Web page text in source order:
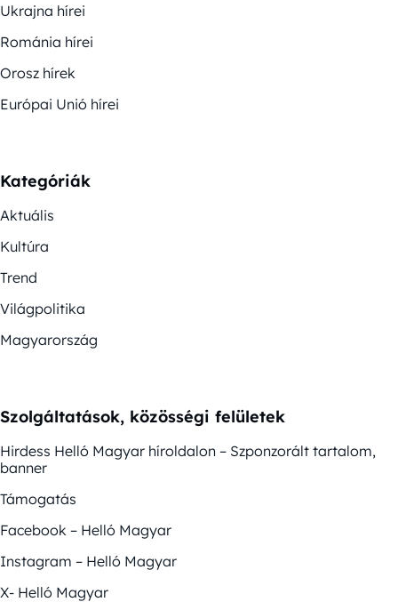
Ukrajna hírei
Románia hírei
Orosz hírek
Európai Unió hírei
Kategóriák
Aktuális
Kultúra
Trend
Világpolitika
Magyarország
Szolgáltatások, közösségi felületek
Hirdess Helló Magyar híroldalon – Szponzorált tartalom,
banner
Támogatás
Facebook – Helló Magyar
Instagram – Helló Magyar
X- Helló Magyar